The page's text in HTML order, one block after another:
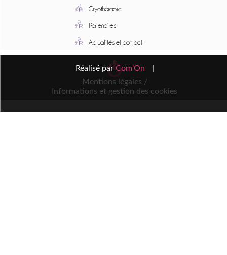
Cryothérapie
Partenaires
Actualités et contact
Réalisé parCom'On
Mentions légales /
Informations et gestion des cookies